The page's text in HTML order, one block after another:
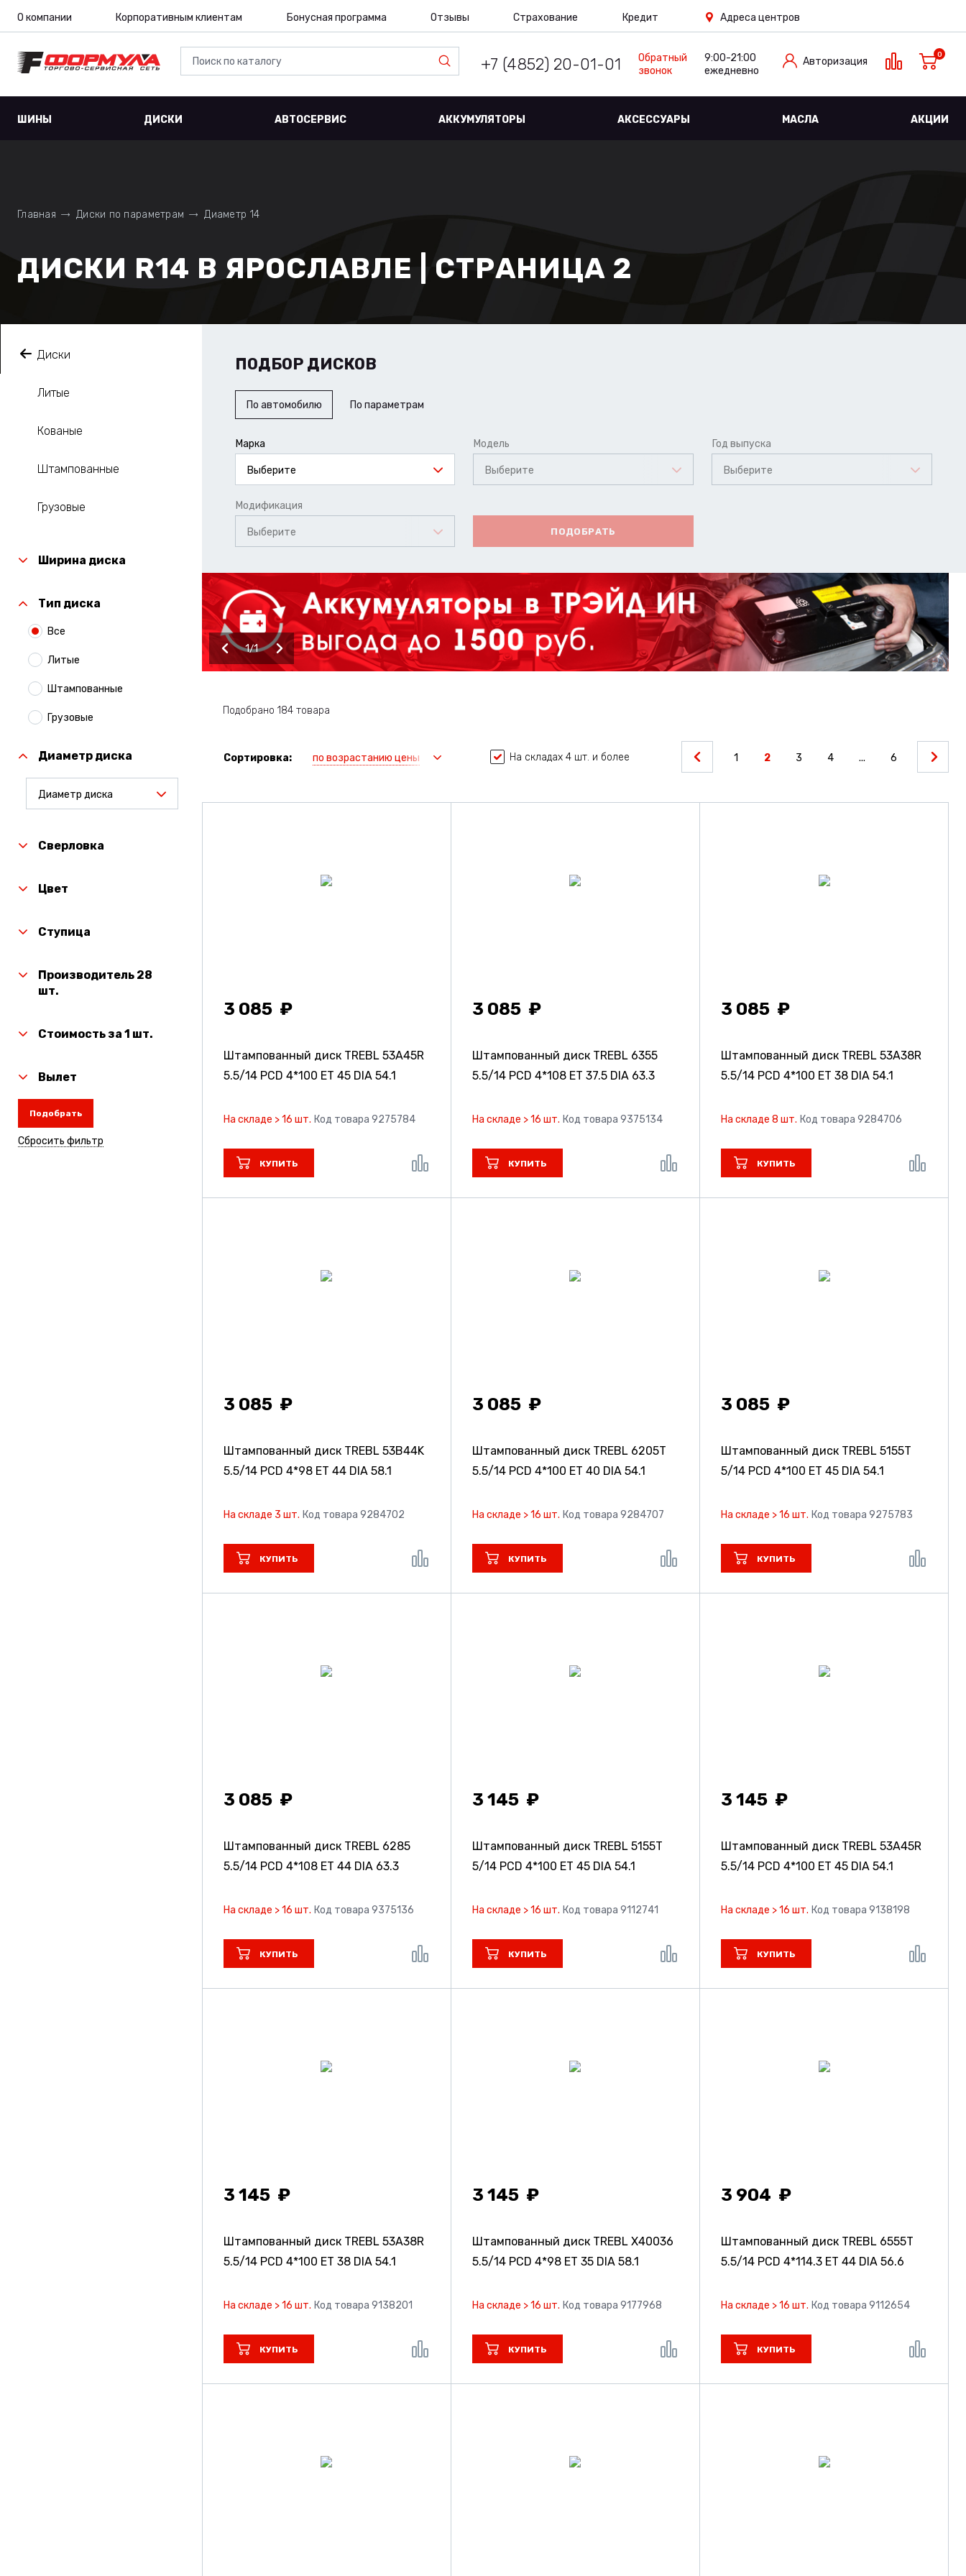
О компании Корпоративным клиентам Бонусная программа Отзывы Страхование Кредит Адреса центров
+7 (4852) 20-01-01
Обратный
звонок
9:00-21:00
ежедневно
Авторизация
0
ШИНЫ ДИСКИ АВТОСЕРВИС АККУМУЛЯТОРЫ АКСЕССУАРЫ МАСЛА АКЦИИ
Главная Диски по параметрам Диаметр 14
ДИСКИ R14 В ЯРОСЛАВЛЕ | СТРАНИЦА 2
Диски
Литые
Кованые
Штампованные
Грузовые
Ширина диска
Тип диска
Все
Литые
Штампованные
Грузовые
Диаметр диска
Диаметр диска
Сверловка
Цвет
Ступица
Производитель 28
шт.
Стоимость за 1 шт.
Вылет
Подобрать
Сбросить фильтр
ПОДБОР ДИСКОВ
По автомобилю По параметрам
Марка
Выберите
Модель
Выберите
Год выпуска
Выберите
Модификация
Выберите ПОДОБРАТЬ
1 1
Подобрано 184 товара
Сортировка: по возрастанию цены На складах 4 шт. и более 1 2 3 4 ... 6
3 085
Штампованный диск TREBL 53A45R
5.5/14 PCD 4*100 ET 45 DIA 54.1
На складе > 16 шт. Код товара 9275784
КУПИТЬ
3 085
Штампованный диск TREBL 6355
5.5/14 PCD 4*108 ET 37.5 DIA 63.3
На складе > 16 шт. Код товара 9375134
КУПИТЬ
3 085
Штампованный диск TREBL 53A38R
5.5/14 PCD 4*100 ET 38 DIA 54.1
На складе 8 шт. Код товара 9284706
КУПИТЬ
3 085
Штампованный диск TREBL 53B44K
5.5/14 PCD 4*98 ET 44 DIA 58.1
На складе 3 шт. Код товара 9284702
КУПИТЬ
3 085
Штампованный диск TREBL 6205T
5.5/14 PCD 4*100 ET 40 DIA 54.1
На складе > 16 шт. Код товара 9284707
КУПИТЬ
3 085
Штампованный диск TREBL 5155T
5/14 PCD 4*100 ET 45 DIA 54.1
На складе > 16 шт. Код товара 9275783
КУПИТЬ
3 085
Штампованный диск TREBL 6285
5.5/14 PCD 4*108 ET 44 DIA 63.3
На складе > 16 шт. Код товара 9375136
КУПИТЬ
3 145
Штампованный диск TREBL 5155T
5/14 PCD 4*100 ET 45 DIA 54.1
На складе > 16 шт. Код товара 9112741
КУПИТЬ
3 145
Штампованный диск TREBL 53A45R
5.5/14 PCD 4*100 ET 45 DIA 54.1
На складе > 16 шт. Код товара 9138198
КУПИТЬ
3 145
Штампованный диск TREBL 53A38R
5.5/14 PCD 4*100 ET 38 DIA 54.1
На складе > 16 шт. Код товара 9138201
КУПИТЬ
3 145
Штампованный диск TREBL X40036
5.5/14 PCD 4*98 ET 35 DIA 58.1
На складе > 16 шт. Код товара 9177968
КУПИТЬ
3 904
Штампованный диск TREBL 6555T
5.5/14 PCD 4*114.3 ET 44 DIA 56.6
На складе > 16 шт. Код товара 9112654
КУПИТЬ